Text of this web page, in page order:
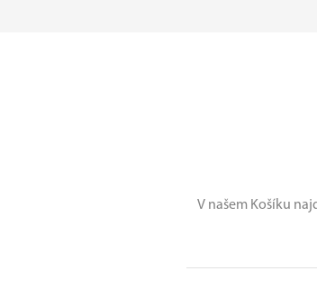
V našem Košíku